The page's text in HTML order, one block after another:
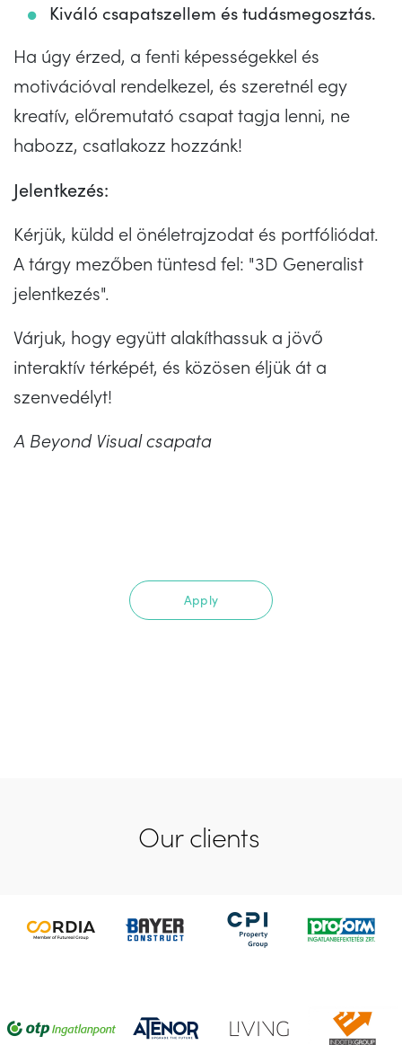
Kiváló csapatszellem és tudásmegosztás.
Ha úgy érzed, a fenti képességekkel és
motivációval rendelkezel, és szeretnél egy
kreatív, előremutató csapat tagja lenni, ne
habozz, csatlakozz hozzánk!
Jelentkezés:
Kérjük, küldd el önéletrajzodat és portfóliódat.
A tárgy mezőben tüntesd fel: "3D Generalist
jelentkezés".
Várjuk, hogy együtt alakíthassuk a jövő
interaktív térképét, és közösen éljük át a
szenvedélyt!
A Beyond Visual csapata
Apply
Our clients